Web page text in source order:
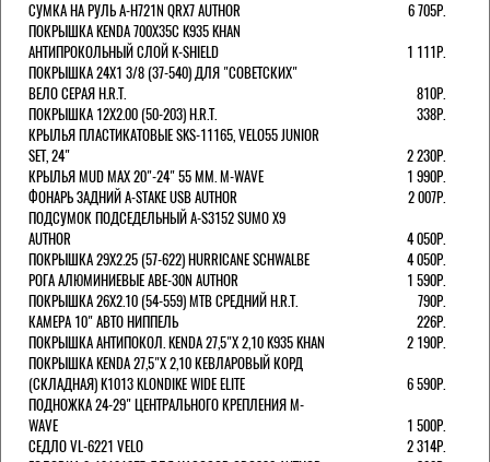
СУМКА НА РУЛЬ A-H721N QRX7 AUTHOR
6 705Р.
ПОКРЫШКА KENDA 700Х35С K935 KHAN
АНТИПРОКОЛЬНЫЙ СЛОЙ K-SHIELD
1 111Р.
ПОКРЫШКА 24X1 3/8 (37-540) ДЛЯ "СОВЕТСКИХ"
ВЕЛО СЕРАЯ H.R.T.
810Р.
ПОКРЫШКА 12X2.00 (50-203) H.R.T.
338Р.
КРЫЛЬЯ ПЛАСТИКАТОВЫЕ SKS-11165, VELO55 JUNIOR
SET, 24"
2 230Р.
КРЫЛЬЯ MUD MAX 20"-24" 55 ММ. M-WAVE
1 990Р.
ФОНАРЬ ЗАДНИЙ A-STAKE USB AUTHOR
2 007Р.
ПОДСУМОК ПОДСЕДЕЛЬНЫЙ A-S3152 SUMO X9
AUTHOR
4 050Р.
ПОКРЫШКА 29X2.25 (57-622) HURRICANE SCHWALBE
4 050Р.
РОГА АЛЮМИНИЕВЫЕ ABE-30N AUTHOR
1 590Р.
ПОКРЫШКА 26X2.10 (54-559) MTB СРЕДНИЙ H.R.T.
790Р.
КАМЕРА 10" АВТО НИППЕЛЬ
226Р.
ПОКРЫШКА АНТИПОКОЛ. KENDA 27,5"Х 2,10 K935 KHAN
2 190Р.
ПОКРЫШКА KENDA 27,5"Х 2,10 КЕВЛАРОВЫЙ КОРД
(СКЛАДНАЯ) K1013 KLONDIKE WIDE ELITE
6 590Р.
ПОДНОЖКА 24-29" ЦЕНТРАЛЬНОГО КРЕПЛЕНИЯ M-
WAVE
1 500Р.
СЕДЛО VL-6221 VELO
2 314Р.